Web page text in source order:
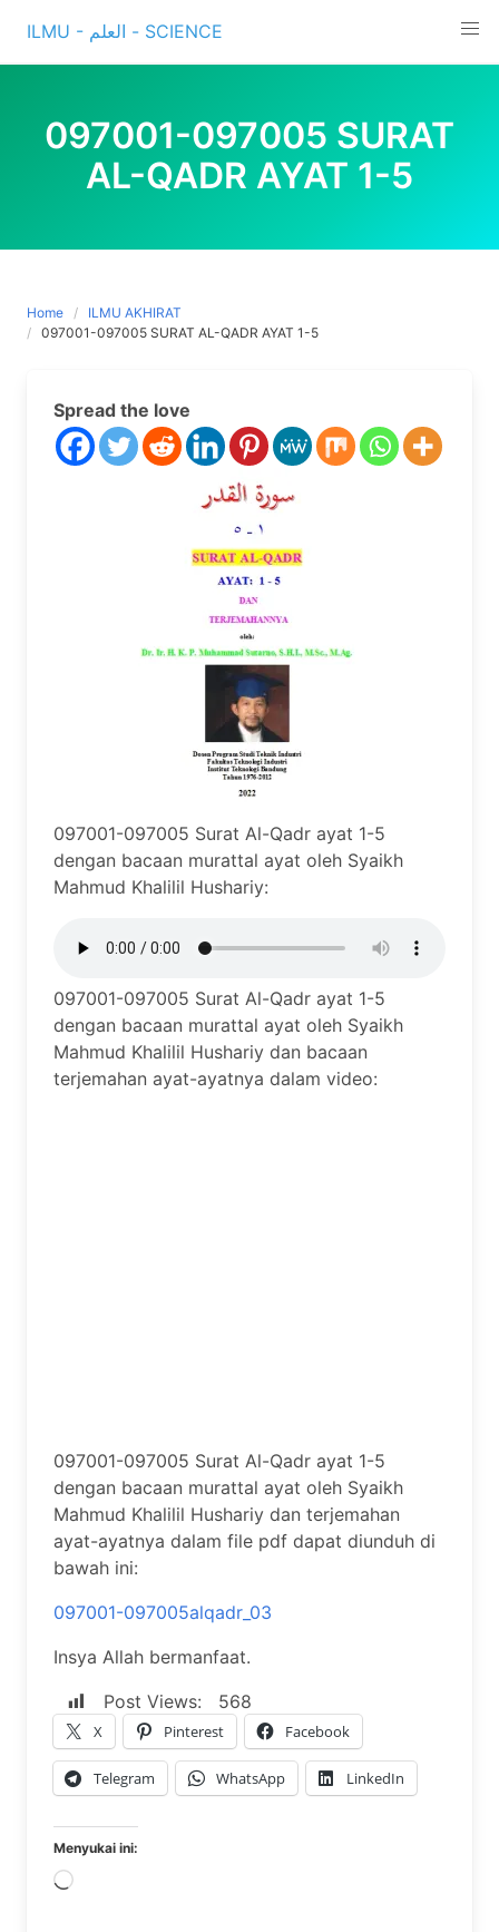
content
ILMU - العلم - SCIENCE
097001-097005 SURAT
AL-QADR AYAT 1-5
Home
ILMU AKHIRAT
097001-097005 SURAT AL-QADR AYAT 1-5
Spread the love
097001-097005 Surat Al-Qadr ayat 1-5
dengan bacaan murattal ayat oleh Syaikh
Mahmud Khalilil Hushariy:
097001-097005 Surat Al-Qadr ayat 1-5
dengan bacaan murattal ayat oleh Syaikh
Mahmud Khalilil Hushariy dan bacaan
terjemahan ayat-ayatnya dalam video:
097001-097005 Surat Al-Qadr ayat 1-5
dengan bacaan murattal ayat oleh Syaikh
Mahmud Khalilil Hushariy dan terjemahan
ayat-ayatnya dalam file pdf dapat diunduh di
bawah ini:
097001-097005alqadr_03
Insya Allah bermanfaat.
Post Views:
568
X Pinterest Facebook
Telegram WhatsApp LinkedIn
Menyukai ini:
Memuat...